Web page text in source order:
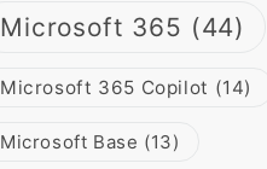
Microsoft 365 (44)
Microsoft 365 Copilot (14)
Microsoft Base (13)